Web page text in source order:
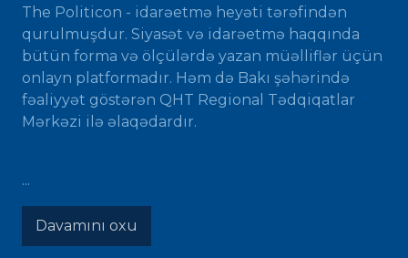
The Politicon - idarəetmə heyəti tərəfindən
qurulmuşdur. Siyasət və idarəetmə haqqında
bütün forma və ölçülərdə yazan müəlliflər üçün
onlayn platformadır. Həm də Bakı şəhərində
fəaliyyət göstərən QHT Regional Tədqiqatlar
Mərkəzi ilə əlaqədardır.
...
Davamını oxu